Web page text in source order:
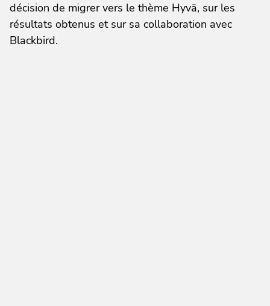
décision de migrer vers le thème Hyvä, sur les
résultats obtenus et sur sa collaboration avec
Blackbird.